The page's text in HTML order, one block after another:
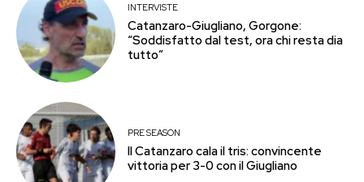
INTERVISTE
Catanzaro-Giugliano, Gorgone:
“Soddisfatto dal test, ora chi resta dia
tutto”
PRE SEASON
Il Catanzaro cala il tris: convincente
vittoria per 3-0 con il Giugliano